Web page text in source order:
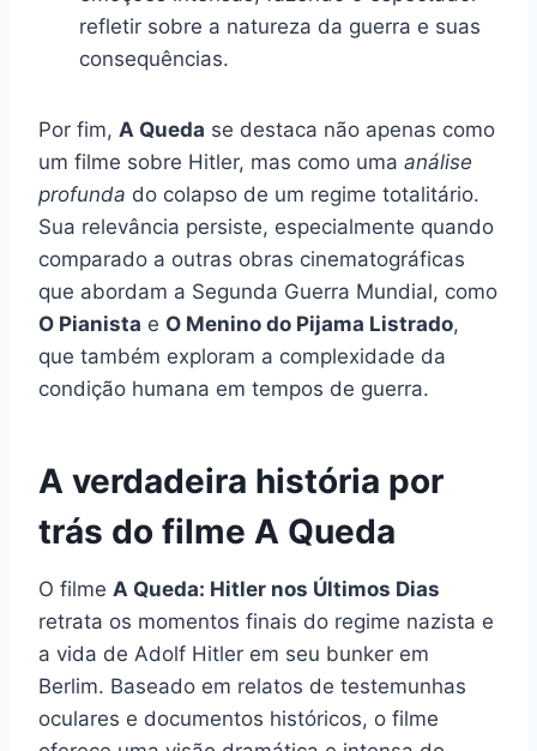
refletir sobre a natureza da guerra e suas
consequências.
Por fim, A Queda se destaca não apenas como
um filme sobre Hitler, mas como uma análise
profunda do colapso de um regime totalitário.
Sua relevância persiste, especialmente quando
comparado a outras obras cinematográficas
que abordam a Segunda Guerra Mundial, como
O Pianista e O Menino do Pijama Listrado,
que também exploram a complexidade da
condição humana em tempos de guerra.
A verdadeira história por
trás do filme A Queda
O filme A Queda: Hitler nos Últimos Dias
retrata os momentos finais do regime nazista e
a vida de Adolf Hitler em seu bunker em
Berlim. Baseado em relatos de testemunhas
oculares e documentos históricos, o filme